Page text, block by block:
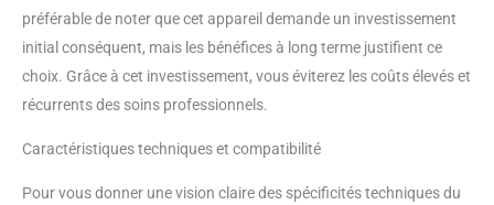
préférable de noter que cet appareil demande un investissement
initial conséquent, mais les bénéfices à long terme justifient ce
choix. Grâce à cet investissement, vous éviterez les coûts élevés et
récurrents des soins professionnels.
Caractéristiques techniques et compatibilité
Pour vous donner une vision claire des spécificités techniques du